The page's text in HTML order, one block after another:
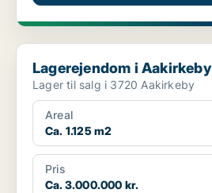
Lagerejendom i Aakirkeby
Lagerejendom i Aakirkeby
Lager til salg i 3720 Aakirkeby
Areal
Ca. 1.125 m2
Pris
Ca. 3.000.000 kr.